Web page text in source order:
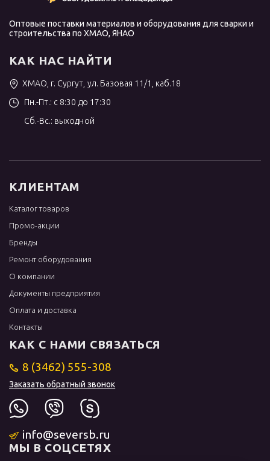
Оптовые поставки материалов и оборудования для сварки и
строительства по ХМАО, ЯНАО
КАК НАС НАЙТИ
ХМАО, г. Сургут, ул. Базовая 11/1, каб.18
Пн.-Пт.: с 8:30 до 17:30
Сб.-Вс.: выходной
КЛИЕНТАМ
Каталог товаров
Промо-акции
Бренды
Ремонт оборудования
О компании
Документы предприятия
Оплата и доставка
Контакты
КАК С НАМИ СВЯЗАТЬСЯ
8 (3462) 555-308
Заказать обратный звонок
info@seversb.ru
МЫ В СОЦСЕТЯХ